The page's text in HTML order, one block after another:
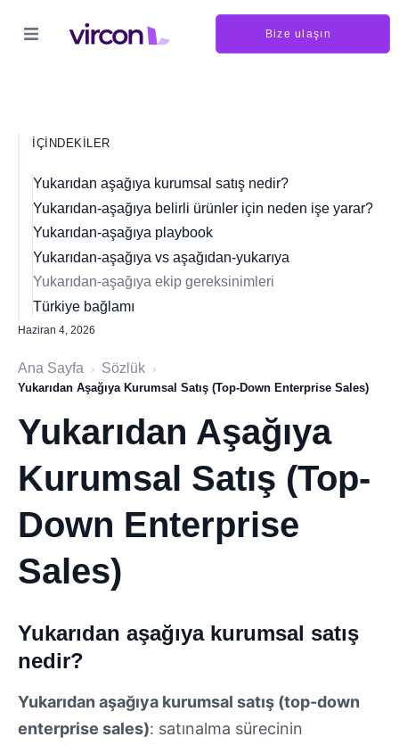
Bize ulaşın
İÇINDEKILER
Yukarıdan aşağıya kurumsal satış nedir?
Yukarıdan-aşağıya belirli ürünler için neden işe yarar?
Yukarıdan-aşağıya playbook
Yukarıdan-aşağıya vs aşağıdan-yukarıya
Yukarıdan-aşağıya ekip gereksinimleri
Türkiye bağlamı
Haziran 4, 2026
Ana Sayfa › Sözlük ›
Yukarıdan Aşağıya Kurumsal Satış (Top-Down Enterprise Sales)
Yukarıdan Aşağıya
Kurumsal Satış (Top-
Down Enterprise
Sales)
Yukarıdan aşağıya kurumsal satış
nedir?
Yukarıdan aşağıya kurumsal satış (top-down
enterprise sales): satınalma sürecinin